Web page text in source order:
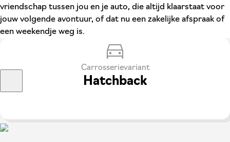
vriendschap tussen jou en je auto, die altijd klaarstaat voor
jouw volgende avontuur, of dat nu een zakelijke afspraak of
een weekendje weg is.
Carrosserievariant
Hatchback